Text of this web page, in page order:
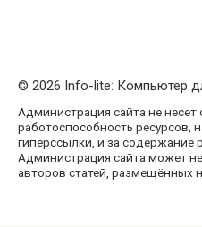
© 2026 Info-lite: Компьютер
Администрация сайта не несет
работоспособность ресурсов,
гиперссылки, и за содержание
Администрация сайта может
авторов статей, размещённых